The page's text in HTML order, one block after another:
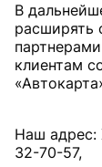
В
расширять
клиентам
Наш адрес:
32-70-57,